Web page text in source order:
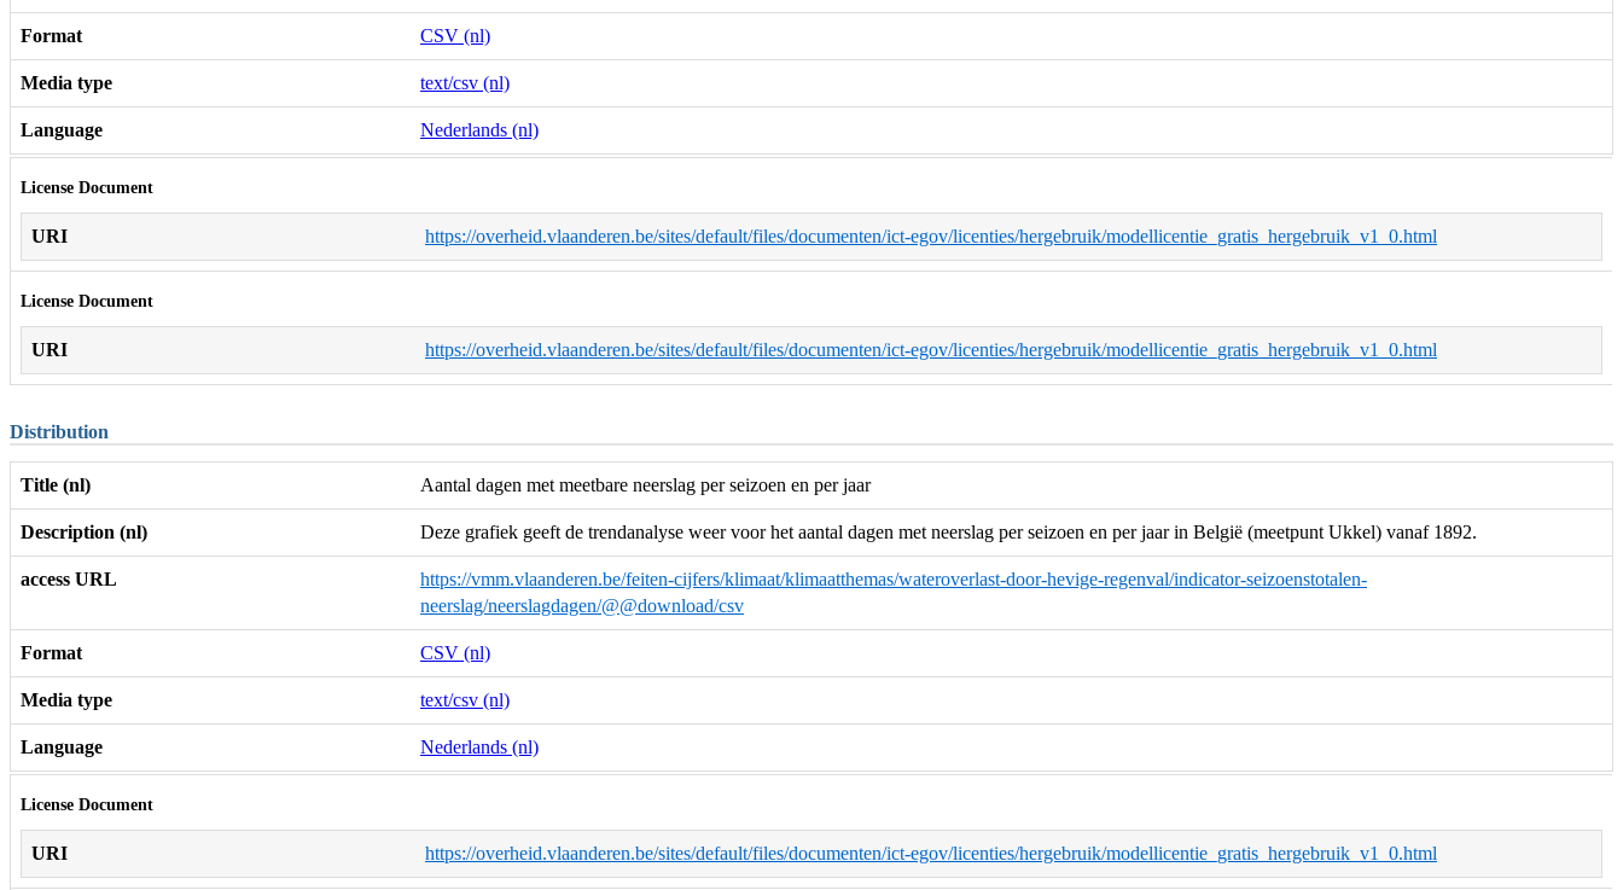
Format CSV (nl)
Media type text/csv (nl)
Language Nederlands (nl)
License Document
URI https://overheid.vlaanderen.be/sites/default/files/documenten/ict-egov/licenties/hergebruik/modellicentie_gratis_hergebruik_v1_0.html
License Document
URI https://overheid.vlaanderen.be/sites/default/files/documenten/ict-egov/licenties/hergebruik/modellicentie_gratis_hergebruik_v1_0.html
Distribution
Title (nl) Aantal dagen met meetbare neerslag per seizoen en per jaar
Description (nl) Deze grafiek geeft de trendanalyse weer voor het aantal dagen met neerslag per seizoen en per jaar in België (meetpunt Ukkel) vanaf 1892.
access URL
https://vmm.vlaanderen.be/feiten-cijfers/klimaat/klimaatthemas/wateroverlast-door-hevige-regenval/indicator-seizoenstotalen-
neerslag/neerslagdagen/@@download/csv
Format CSV (nl)
Media type text/csv (nl)
Language Nederlands (nl)
License Document
URI https://overheid.vlaanderen.be/sites/default/files/documenten/ict-egov/licenties/hergebruik/modellicentie_gratis_hergebruik_v1_0.html